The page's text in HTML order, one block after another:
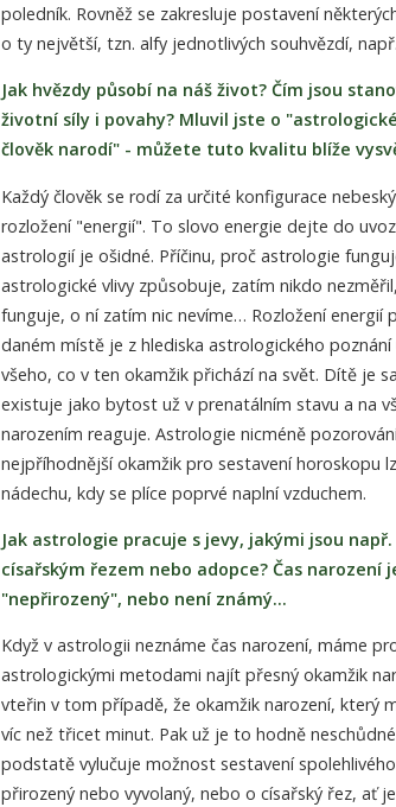
poledník. Rovněž se zakresluje postavení
o ty největší, tzn. alfy jednotlivých souhvězdí,
Jak hvězdy působí na náš život? Čím jsou
životní síly i povahy? Mluvil jste o
člověk narodí" - můžete tuto kvalitu blíže
Každý člověk se rodí za určité konfigurace
rozložení "energií". To slovo energie dejte do
astrologií je ošidné. Příčinu, proč astrologie
astrologické vlivy způsobuje, zatím nikdo
funguje, o ní zatím nic nevíme… Rozložení energií
daném místě je z hlediska astrologického
všeho, co v ten okamžik přichází na svět. Dítě je
existuje jako bytost už v prenatálním stavu a na
narozením reaguje. Astrologie nicméně
nejpříhodnější okamžik pro sestavení horoskopu
nádechu, kdy se plíce poprvé naplní vzduchem.
Jak astrologie pracuje s jevy, jakými jsou
císařským řezem nebo adopce? Čas narození
"nepřirozený", nebo není známý…
Když v astrologii neznáme čas narození, máme
astrologickými metodami najít přesný okamžik
vteřin v tom případě, že okamžik narození, který
víc než třicet minut. Pak už je to hodně
podstatě vylučuje možnost sestavení
přirozený nebo vyvolaný, nebo o císařský řez, ať